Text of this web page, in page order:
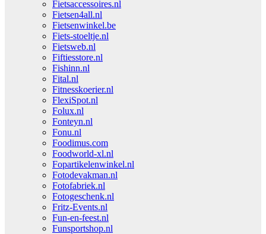
Fietsaccessoires.nl
Fietsen4all.nl
Fietsenwinkel.be
Fiets-stoeltje.nl
Fietsweb.nl
Fiftiesstore.nl
Fishinn.nl
Fital.nl
Fitnesskoerier.nl
FlexiSpot.nl
Folux.nl
Fonteyn.nl
Fonu.nl
Foodimus.com
Foodworld-xl.nl
Fopartikelenwinkel.nl
Fotodevakman.nl
Fotofabriek.nl
Fotogeschenk.nl
Fritz-Events.nl
Fun-en-feest.nl
Funsportshop.nl